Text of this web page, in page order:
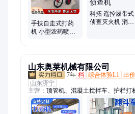
动锚索锚具切割机、智能张拉设备、
机、玻璃机械手
手扶自走式打药
机 小型农药喷灌
科拓 遥控履带式
侦查灭火机 消防
山东奥莱机械有限公司
7年 档 综合体验L1 出
山东济宁
主营： 顶管机、混凝土搅拌车、护栏打
弯机、自动上料搅拌车、螺旋筋成形机
割机、挖机贝型斗、抓木机、混凝土输